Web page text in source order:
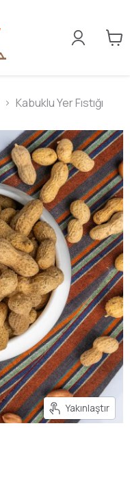
Kabuklu Yer Fıstığı
Yakınlaştır